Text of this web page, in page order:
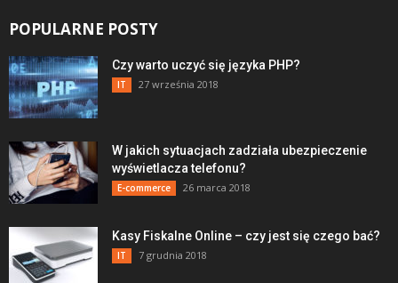
POPULARNE POSTY
Czy warto uczyć się języka PHP?
IT 27 września 2018
W jakich sytuacjach zadziała ubezpieczenie
wyświetlacza telefonu?
E-commerce 26 marca 2018
Kasy Fiskalne Online – czy jest się czego bać?
IT 7 grudnia 2018